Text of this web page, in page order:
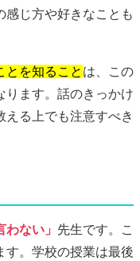
感じ方や好きなことも
とを知ること は、この
ります。話のきっかけ
る上でも注意すべき
わない」 先生です。こ
す。学校の授業は最後